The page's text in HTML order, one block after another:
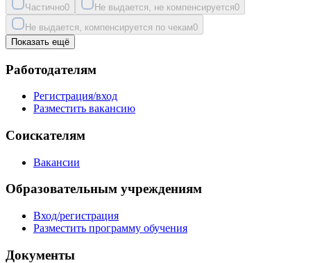
Частично0 Не выдается, не компенсируется0
Не выдается, компенсируется по чекам0
Показать ещё
Работодателям
Регистрация/вход
Разместить вакансию
Соискателям
Вакансии
Образовательным учреждениям
Вход/регистрация
Разместить программу обучения
Документы